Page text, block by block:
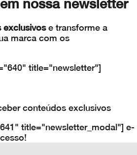
nossa newsletter
exclusivose transforme a
marca com os
title="newsletter"]
conteúdos exclusivos
title="newsletter_modal"] e-